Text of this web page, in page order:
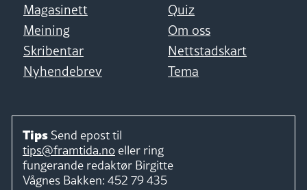
Magasinett
Quiz
Meining
Om oss
Skribentar
Nettstadskart
Nyhendebrev
Tema
Tips Send epost til
tips@framtida.no eller ring
fungerande redaktør Birgitte
Vågnes Bakken: 452 79 435